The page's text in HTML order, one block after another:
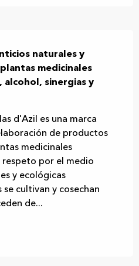
naturales y
medicinales
alcohol, sinergias y
d'Azil es una marca
de productos
medicinales
respeto por el medio
y ecológicas
cultivan y cosechan
de...